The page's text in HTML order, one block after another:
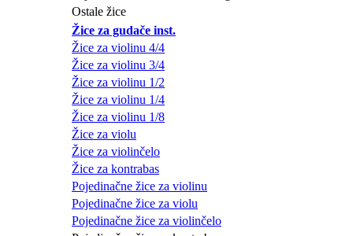
Ostale žice
Žice za gudače inst.
Žice za violinu 4/4
Žice za violinu 3/4
Žice za violinu 1/2
Žice za violinu 1/4
Žice za violinu 1/8
Žice za violu
Žice za violinčelo
Žice za kontrabas
Pojedinačne žice za violinu
Pojedinačne žice za violu
Pojedinačne žice za violinčelo